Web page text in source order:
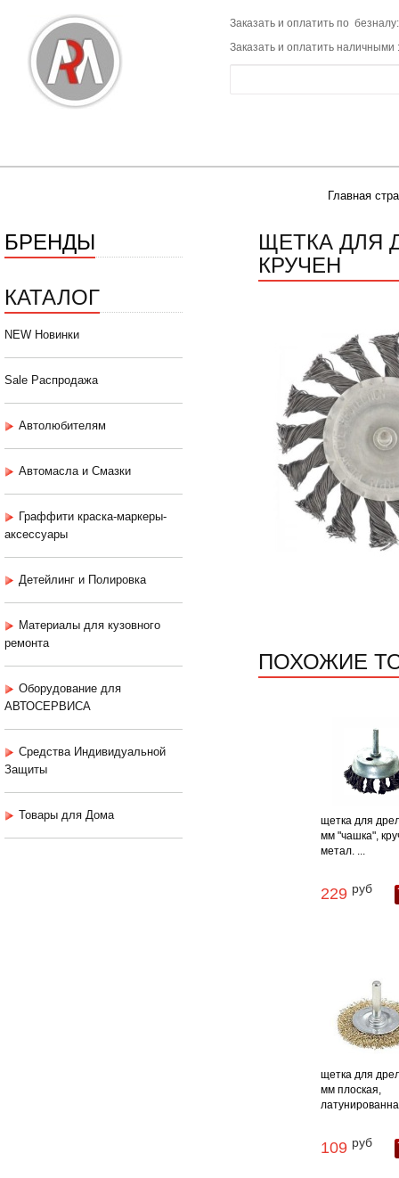
Заказать и оплатить по
Заказать и оплатить наличными
Главная
БРЕНДЫ
КАТАЛОГ
NEW Новинки
Sale Распродажа
Автолюбителям
Автомасла и Смазки
Граффити краска-маркеры-
аксессуары
Детейлинг и Полировка
Материалы для кузовного
ремонта
Оборудование для
АВТОСЕРВИСА
Средства Индивидуальной
Защиты
Товары для Дома
ЩЕТКА ДЛЯ
КРУЧЕН
ПОХОЖИЕ
щетка для
мм "чашка",
метал. ...
229 руб
щетка для
мм плоская,
109 руб